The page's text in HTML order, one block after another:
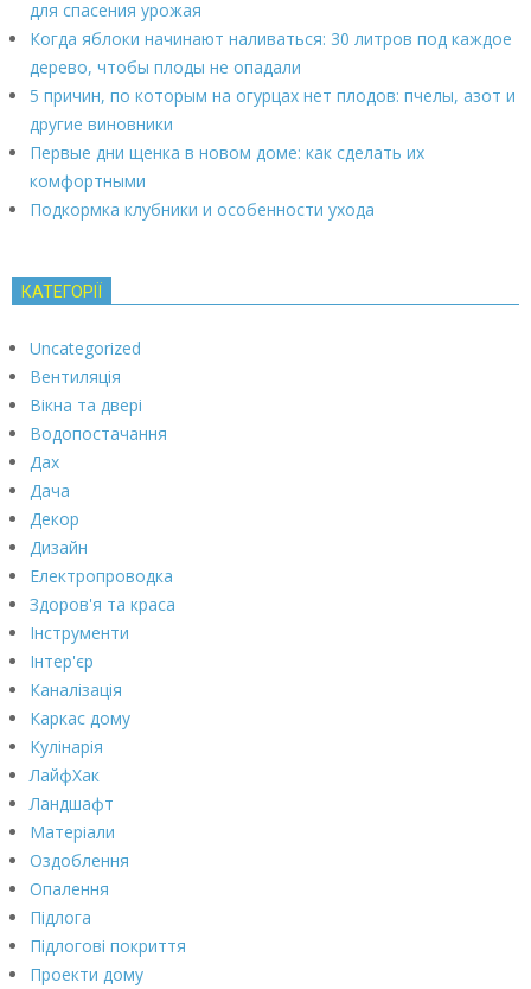
для спасения урожая
Когда яблоки начинают наливаться: 30 литров под каждое
дерево, чтобы плоды не опадали
5 причин, по которым на огурцах нет плодов: пчелы, азот и
другие виновники
Первые дни щенка в новом доме: как сделать их
комфортными
Подкормка клубники и особенности ухода
КАТЕГОРІЇ
Uncategorized
Вентиляція
Вікна та двері
Водопостачання
Дах
Дача
Декор
Дизайн
Електропроводка
Здоров'я та краса
Інструменти
Інтер'єр
Каналізація
Каркас дому
Кулінарія
ЛайфХак
Ландшафт
Матеріали
Оздоблення
Опалення
Підлога
Підлогові покриття
Проекти дому